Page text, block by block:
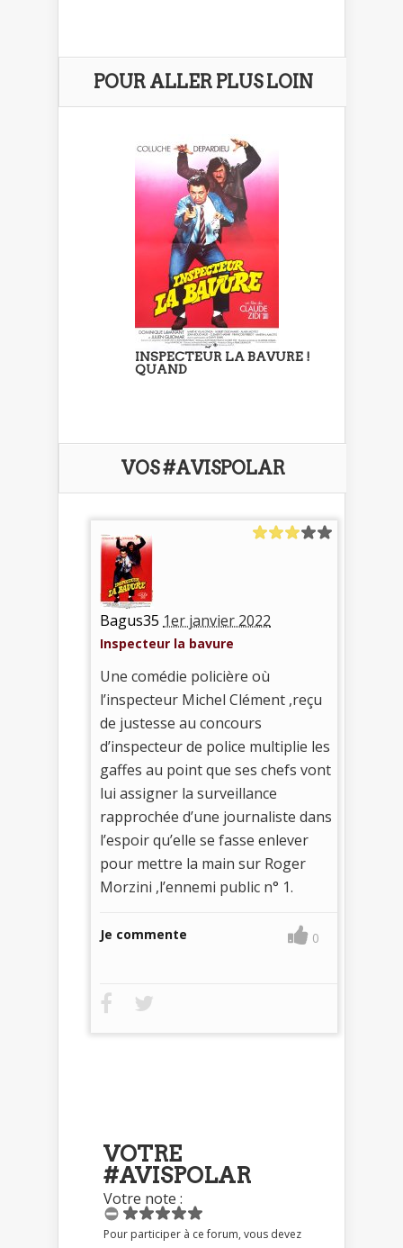
POUR ALLER PLUS LOIN
INSPECTEUR LA BAVURE !
QUAND
VOS #AVISPOLAR
Bagus35 1er janvier 2022
Inspecteur la bavure
Une comédie policière où
l’inspecteur Michel Clément ,reçu
de justesse au concours
d’inspecteur de police multiplie les
gaffes au point que ses chefs vont
lui assigner la surveillance
rapprochée d’une journaliste dans
l’espoir qu’elle se fasse enlever
pour mettre la main sur Roger
Morzini ,l’ennemi public n° 1.
Je commente 0
VOTRE
#AVISPOLAR
Votre note :
Pour participer à ce forum, vous devez